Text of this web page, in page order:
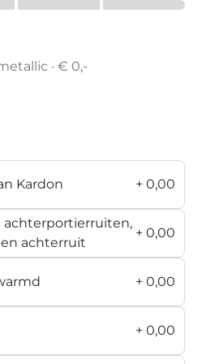
· € 0,-
Kardon + 0,00
achterportierruiten,
achterruit
+ 0,00
+ 0,00
+ 0,00